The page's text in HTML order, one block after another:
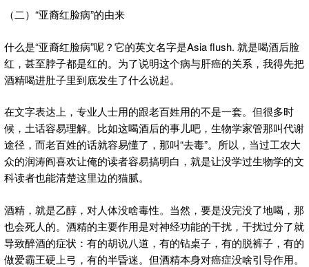
（二）“亚裔红脸病”的由来
什么是“亚裔红脸病”呢？它的英文名字是Asia flush. 就是喝酒后脸
红，甚至脖子都是红的。为了说明这个病与肝癌的关系，我得先把
酒精喝进肚子里到底发生了什么说起。
在文字表达上，专业人士用的跟老百姓用的不是一套。但很多时
候，土话容易理解。比如这喝酒后的事儿吧，生物学家管那叫代谢
途径，而老百姓的话就容易懂了，那叫“去毒”。所以，当过工农大
众的润涛阎喜欢让俺的读者容易搞明白，就是让没学过生物学的文
科读者也能清楚这里边的猫腻。
酒精，就是乙醇，对人体没啥毒性。当然，要是没完没了地喝，那
也会死人的。酒精的主要作用是对神经功能的干扰，干扰过分了就
导致醉酒的症状：有的胡说八道，有的钻桌子，有的脱裤子，有的
做爱霸王硬上弓，有的半昏迷。但酒精本身对癌症没啥引导作用。